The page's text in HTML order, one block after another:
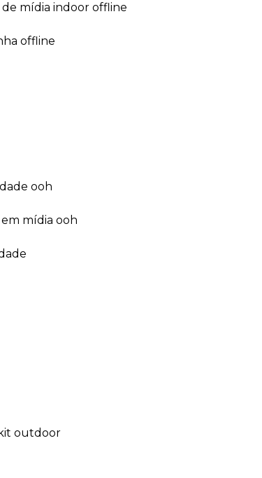
de mídia indoor offline
offline
ooh
em mídia ooh
outdoor